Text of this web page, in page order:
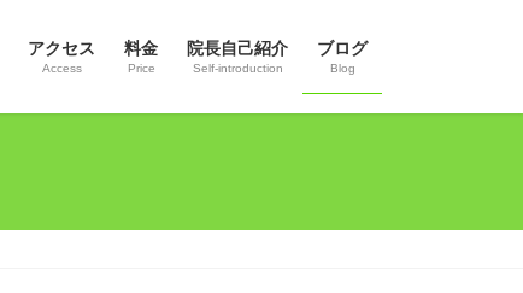
アクセス
Access
料金
Price
院長自己紹介
Self-introduction
ブログ
Blog